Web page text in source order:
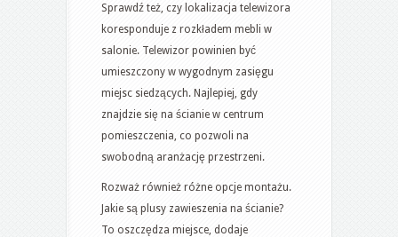
Sprawdź też, czy lokalizacja telewizora
koresponduje z rozkładem mebli w
salonie. Telewizor powinien być
umieszczony w wygodnym zasięgu
miejsc siedzących. Najlepiej, gdy
znajdzie się na ścianie w centrum
pomieszczenia, co pozwoli na
swobodną aranżację przestrzeni.
Rozważ również różne opcje montażu.
Jakie są plusy zawieszenia na ścianie?
To oszczędza miejsce, dodaje